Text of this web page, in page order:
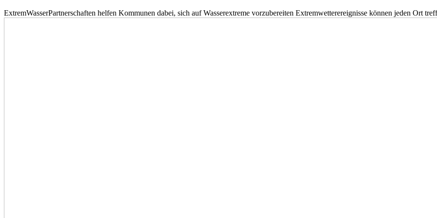
ExtremWasserPartnerschaften helfen Kommunen dabei, sich auf Wasserextreme vorzubereiten Extremwetterereignisse können jeden Ort